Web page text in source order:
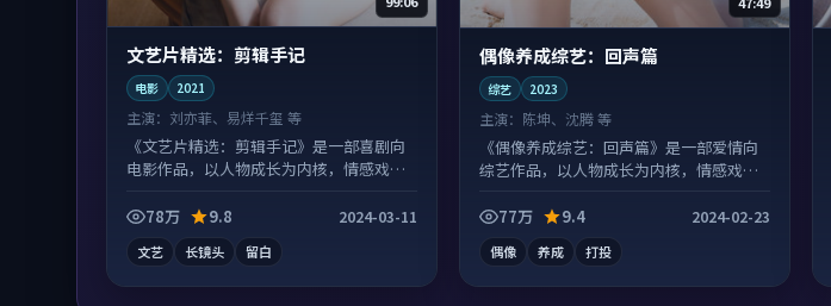
文艺片精选：剪辑手记
电影 2021
主演： 刘亦菲、易烊千玺 等
《文艺片精选：剪辑手记》是一部喜剧向
电影作品，以人物成长为内核，情感戏份
78万
9.8 2024-03-11
文艺 长镜头 留白
偶像养成综艺：回声篇
综艺 2023
主演： 陈坤、沈腾 等
《偶像养成综艺：回声篇》是一部爱情向
综艺作品，以人物成长为内核，情感戏份
77万
9.4 2024-02-23
偶像 养成 打投